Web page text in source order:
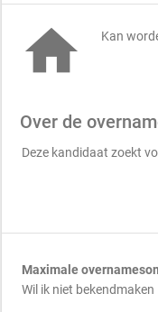
 Kan
Over de
Deze kandidaat zoekt
Maximale
Wil ik niet bekendmaken